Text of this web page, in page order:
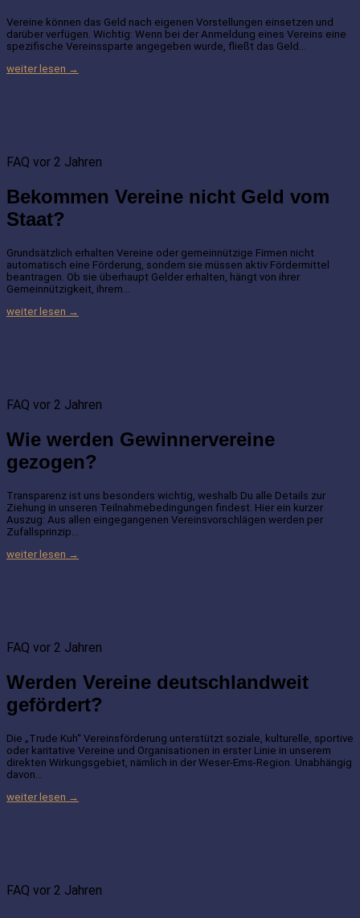
Vereine können das Geld nach eigenen Vorstellungen einsetzen und
darüber verfügen. Wichtig: Wenn bei der Anmeldung eines Vereins eine
spezifische Vereinssparte angegeben wurde, fließt das Geld…
weiter lesen →
FAQ vor 2 Jahren
Bekommen Vereine nicht Geld vom
Staat?
Grundsätzlich erhalten Vereine oder gemeinnützige Firmen nicht
automatisch eine Förderung, sondern sie müssen aktiv Fördermittel
beantragen. Ob sie überhaupt Gelder erhalten, hängt von ihrer
Gemeinnützigkeit, ihrem…
weiter lesen →
FAQ vor 2 Jahren
Wie werden Gewinnervereine
gezogen?
Transparenz ist uns besonders wichtig, weshalb Du alle Details zur
Ziehung in unseren Teilnahmebedingungen findest. Hier ein kurzer
Auszug: Aus allen eingegangenen Vereinsvorschlägen werden per
Zufallsprinzip…
weiter lesen →
FAQ vor 2 Jahren
Werden Vereine deutschlandweit
gefördert?
Die „Trude Kuh“ Vereinsförderung unterstützt soziale, kulturelle, sportive
oder karitative Vereine und Organisationen in erster Linie in unserem
direkten Wirkungsgebiet, nämlich in der Weser-Ems-Region. Unabhängig
davon…
weiter lesen →
FAQ vor 2 Jahren